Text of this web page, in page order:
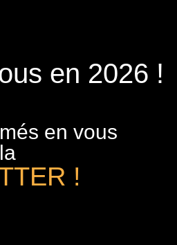
en 2026 !
en vous
!